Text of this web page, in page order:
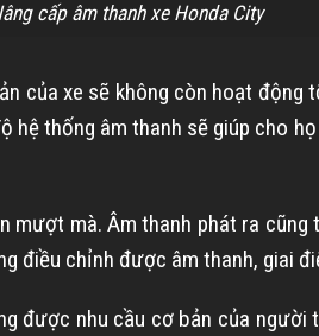
cấp âm thanh xe Honda City
của xe sẽ không còn hoạt
hệ thống âm thanh sẽ giúp cho
mượt mà. Âm thanh phát ra
điều chỉnh được âm thanh, giai
được nhu cầu cơ bản của người